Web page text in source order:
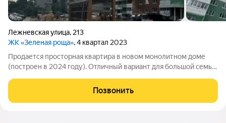
Лежневская улица, 213
ЖК «Зеленая роща», 4 квартал 2023
Продается просторная квартира в новом монолитном доме
(построен в 2024 году). Отличный вариант для большой семьи
(просторная, хватит
Позвонить